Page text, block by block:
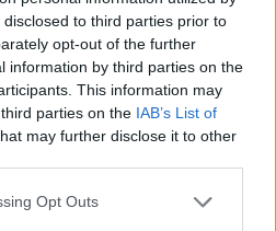
to third parties prior to
opt-out of the further
information by third parties on the
This information may
parties on the IAB’s List of
may further disclose it to other
app uses one or more Google
Opt Outs